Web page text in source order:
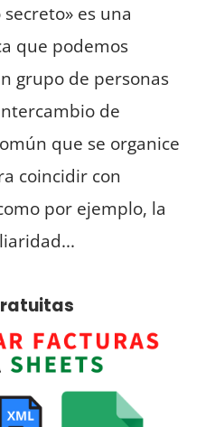
es una
que podemos
grupo de personas
de
que se organice
coincidir con
por ejemplo, la